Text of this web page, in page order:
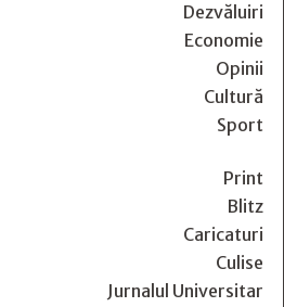
Dezvăluiri
Economie
Opinii
Cultură
Sport
Print
Blitz
Caricaturi
Culise
Jurnalul Universitar